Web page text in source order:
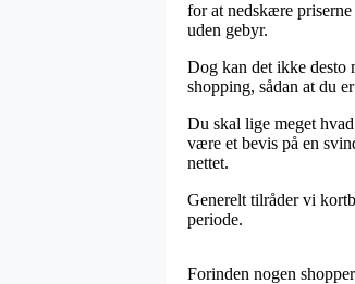
for at nedskære
uden gebyr.
Dog kan det ikke desto
shopping, sådan at du
Du skal lige meget
være et bevis på en
nettet.
Generelt tilråder vi
periode.
Forinden nogen